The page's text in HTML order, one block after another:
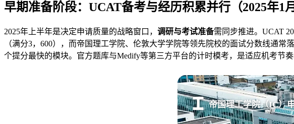
早期准备阶段： UCAT备考与经历积累并行（2025年1
2025年上半年是决定申请质量的战略窗口， 调研与考试准备需同步推进。UCAT
（满分3，600），而帝国理工学院、伦敦大学学院等领先院校的面试分数线通
个提分最快的模块。官方题库与Medify等第三方平台的计时模考，是适应机考节奏
帝国理工学院（IC）